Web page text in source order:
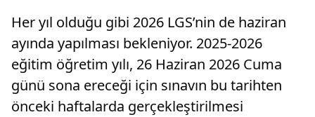
Her yıl olduğu gibi 2026 LGS’nin de haziran
ayında yapılması bekleniyor. 2025-2026
eğitim öğretim yılı, 26 Haziran 2026 Cuma
günü sona ereceği için sınavın bu tarihten
önceki haftalarda gerçekleştirilmesi